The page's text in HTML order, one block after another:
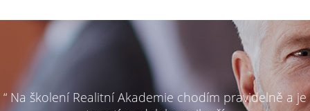
“ Na školení Realitní Akademie chodím pravidelně a je